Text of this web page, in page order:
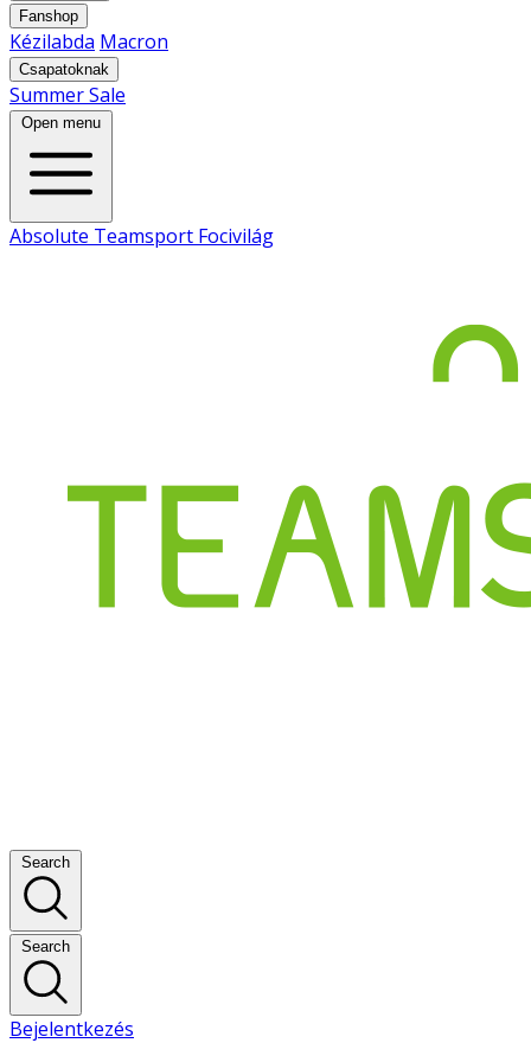
Fanshop
Kézilabda Macron
Csapatoknak
Summer Sale
Open menu
Absolute Teamsport Focivilág
Search
Search
Bejelentkezés